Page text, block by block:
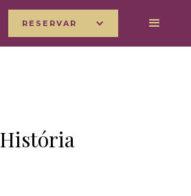
RESERVAR
História